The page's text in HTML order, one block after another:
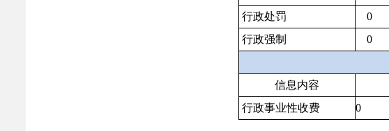
行政处罚
0
行政强制
0
信息内容
行政事业性收费
0